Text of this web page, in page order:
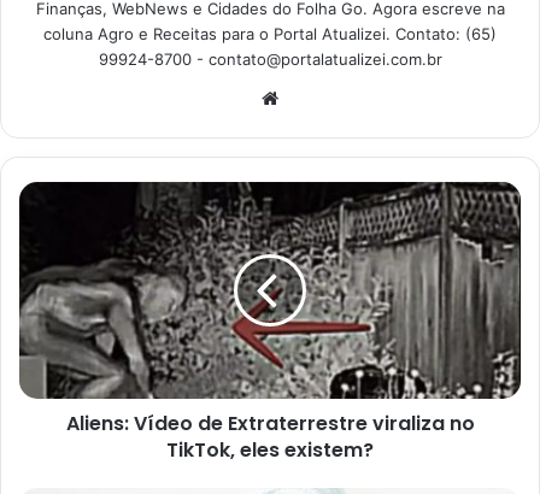
do solo encharcado.
e veja se está úmido o bastante para regar outra vez. Isso
evita que a raiz apodreça.
Utilize água da chuva
Água da chuvase mostra como uma ótima opção para a
rega do jardim. Isso porque não tem produtos químicos
como na água de torneira. Quando começar a chover,
coloque baldes e outros recipientes no quintal para a
coleta. Use a água nas regas, economizando bastante
dinheiro, além de contribuir para com o meio ambiente.
Compostagem
Finanças, WebNews e Cidades do Folha Go. Agora escreve na
coluna Agro e Receitas para o Portal Atualizei. Contato: (65)
99924-8700 - contato@portalatualizei.com.br
Aliens: Vídeo de Extraterrestre viraliza no
TikTok, eles existem?